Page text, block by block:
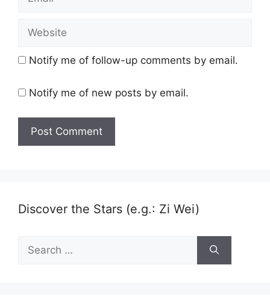
Website
Notify me of follow-up comments by email.
Notify me of new posts by email.
Discover the Stars (e.g.: Zi Wei)
Search
for: